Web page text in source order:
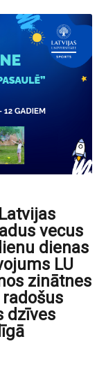
vecus
dienas
LU
zinātnes
dzīves